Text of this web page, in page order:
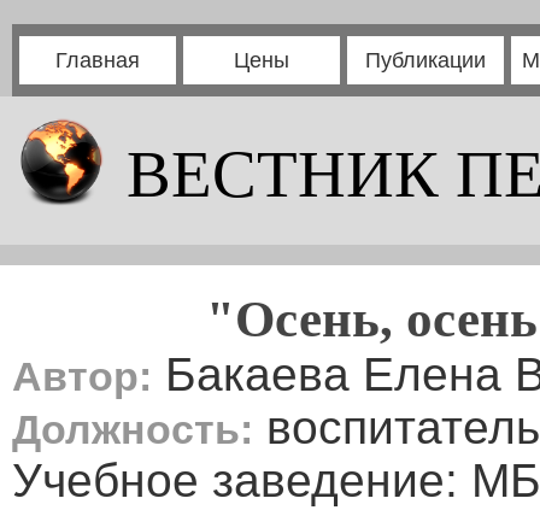
Главная Цены Публикации
ВЕСТНИК
"Осень,
Автор: Бакаева Елена
Должность:
Учебное заведение: